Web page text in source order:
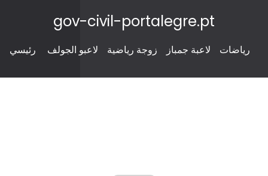
gov-civil-portalegre.pt
رئيسي لاعبو الجولف زوجة رياضية لاعبة جمباز رياضات